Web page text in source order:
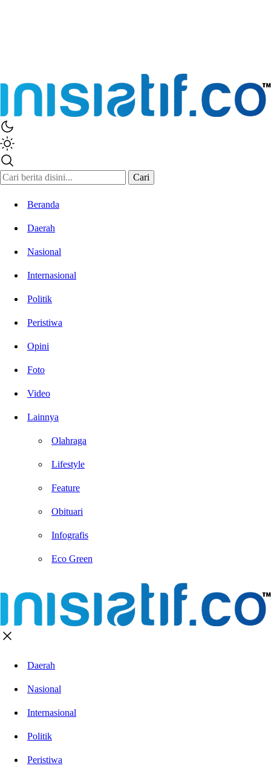
Cari
Beranda
Daerah
Nasional
Internasional
Politik
Peristiwa
Opini
Foto
Video
Lainnya
Olahraga
Lifestyle
Feature
Obituari
Infografis
Eco Green
Daerah
Nasional
Internasional
Politik
Peristiwa